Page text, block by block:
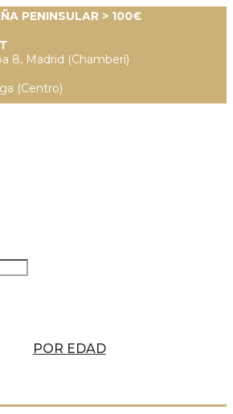
PENINSULAR > 100€
8, Madrid (Chamberí)
(Centro)
POR EDAD